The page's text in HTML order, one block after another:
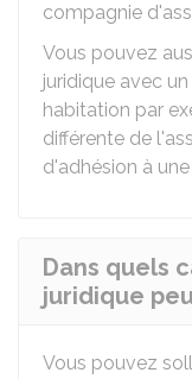
compagnie
Vous pouvez
juridique avec
habitation par
différente de
d'adhésion à
Dans quels
juridique
Vous pouvez